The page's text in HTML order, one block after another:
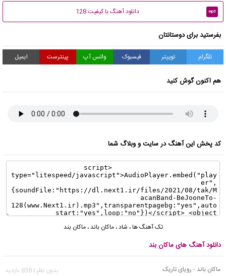
mp3 دانلود آهنگ با کیفیت 128
بفرستید برای دوستانتان
تلگرام توییتر فیسبوک واتس آپ پینترست ایمیل
هم اکنون گوش کنید
کد پخش این آهنگ در سایت و وبلاگ شما
تک آهنگ ها، شاد،ماکان باند ،ماکان بند
دانلود آهنگ های ماکان بند
ماکان باند - رویای تاریک
بدون نظر | 838 بازدید